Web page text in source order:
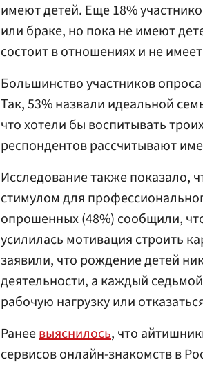
имеют детей. Еще 18%
или браке, но пока не имеют
состоит в отношениях и не
Большинство участников
Так, 53% назвали идеальной
что хотели бы воспитывать
респондентов рассчитывают
Исследование также показало,
стимулом для
опрошенных (48%) сообщили,
усилилась мотивация строить
заявили, что рождение детей
деятельности, а каждый
рабочую нагрузку или
Ранеевыяснилось, что
сервисов онлайн-знакомств в